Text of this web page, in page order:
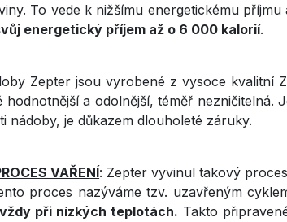
To vede k nižšímu energetickému
energetický příjem až o 6 000 kalorií.
Zepter jsou vyrobené z vysoce kvalitní
hodnotnější a odolnější, téměř
nádoby, je důkazem dlouholeté záruky.
VAŘENÍ: Zepter vyvinul takový
proces nazýváme tzv. uzavřeným
při nízkých teplotách. Takto